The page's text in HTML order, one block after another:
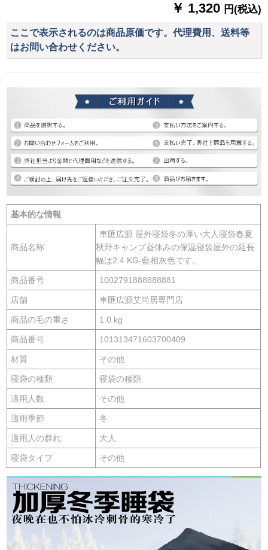
￥ 1,320 円(税込)
ここで表示されるのは商品原価です。代理費用、送料等
はお問い合わせください。
基本的な情報
商品名称
車匯広源 屋外寝袋冬の厚い大人寝袋春夏
秋野キャンプ昼休みの保温寝袋屋外の延長
幅は2.4 KG-藍相灰色です。
商品番号 1002791888888881
店舗 車匯広源艾尚居専門店
商品の毛の重さ 1.0 kg
商品番号 101313471603700409
材質 その他
寝袋の種類 寝袋の種類
適用人数 その他
適用季節 冬
適用人の群れ 大人
寝袋タイプ その他